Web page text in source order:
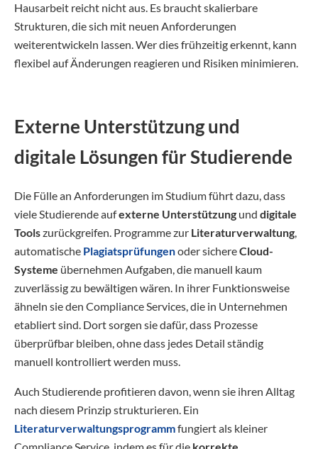
Hausarbeit reicht nicht aus. Es braucht skalierbare
Strukturen, die sich mit neuen Anforderungen
weiterentwickeln lassen. Wer dies frühzeitig erkennt, kann
flexibel auf Änderungen reagieren und Risiken minimieren.
Externe Unterstützung und
digitale Lösungen für Studierende
Die Fülle an Anforderungen im Studium führt dazu, dass
viele Studierende aufexterne Unterstützung und digitale
Toolszurückgreifen. Programme zur Literaturverwaltung,
automatische Plagiatsprüfungenoder sichereCloud-
Systeme übernehmen Aufgaben, die manuell kaum
zuverlässig zu bewältigen wären. In ihrer Funktionsweise
ähneln sie den Compliance Services, die in Unternehmen
etabliert sind. Dort sorgen sie dafür, dass Prozesse
überprüfbar bleiben, ohne dass jedes Detail ständig
manuell kontrolliert werden muss.
Auch Studierende profitieren davon, wenn sie ihren Alltag
nach diesem Prinzip strukturieren. Ein
Literaturverwaltungsprogrammfungiert als kleiner